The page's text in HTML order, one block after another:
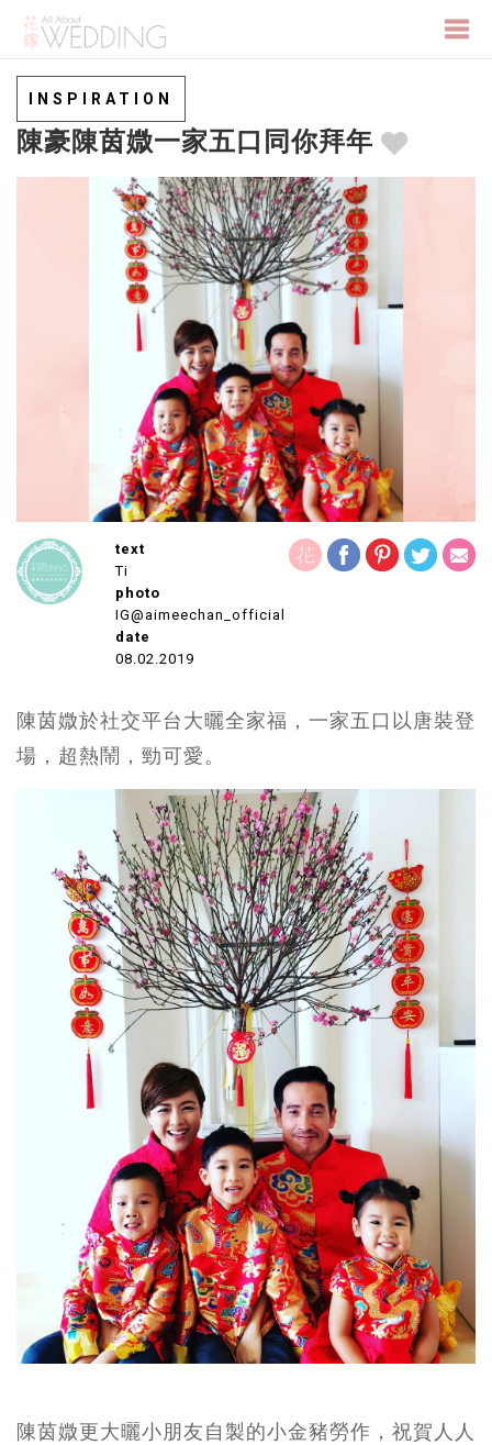
INSPIRATION
陳豪陳茵媺一家五口同你拜年
text
Ti
photo
IG@aimeechan_official
date
08.02.2019
陳茵媺於社交平台大曬全家福，一家五口以唐裝登
場，超熱鬧，勁可愛。
陳茵媺更大曬小朋友自製的小金豬勞作，祝賀人人